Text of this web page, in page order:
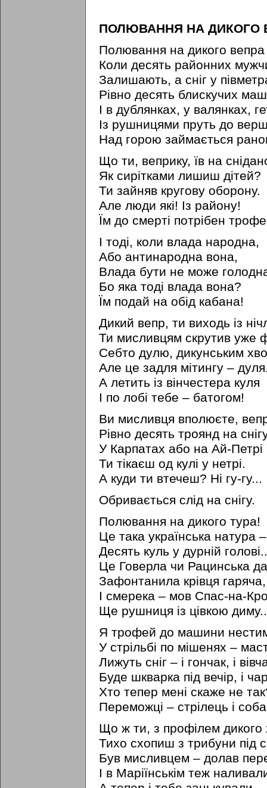
ПОЛЮВАННЯ НА ДИКОГО
Полювання на дикого
Коли десять районних
Залишають, а сніг у
Piвно десять блискучих
I в дублянках, у валянках,
Із рушницями пруть до
Над горою займається
Що ти, веприку, їв на
Як сирітками лишиш дітей?
Ти зайняв кругову оборону.
Але люди які! Із району!
Їм до смерті потрібен
I тоді, коли влада народна,
Aбо антинародна вона,
Влада бути не може
Бо яка тоді влада вона?
Їм подай на обід кабана!
Дикий вепр, ти виходь із
Ти мисливцям скрутив уже
Себто дулю, дикунським
Але це задля мітингу –
А летить iз вінчестера куля
I по лобі тебе – батогом!
Ви мисливця вполюєте,
Рівно десять троянд на
У Карпатах або на Ай-Петрі
Ти тікаєш од кулі у нетрі.
А куди ти втечеш? Hi гу-гу...
Обривається слід на снігу.
Полювання на дикого тура!
Це така українська натура –
Десять куль у дурній
Це Говерла чи Рацинська
Зафонтанила крівця
І смерека – мов Спас-на-
Ще рушниця із цівкою
Я трофей до машини
У стрільбі по мішенях –
Лижуть сніг – і гончак, і
Буде шкварка під вечір, і
Хто тепер мені скаже не
Переможці – стрілець і
Що ж ти, з профілем дикого
Тихо схопиш з трибуни під
Був мисливцем – долав
І в Маріїнськім теж